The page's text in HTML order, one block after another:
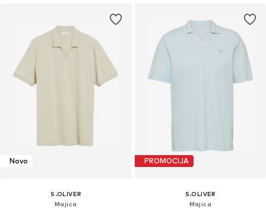
Novo
S.OLIVER
Majica
PROMOCIJA
S.OLIVER
Majica